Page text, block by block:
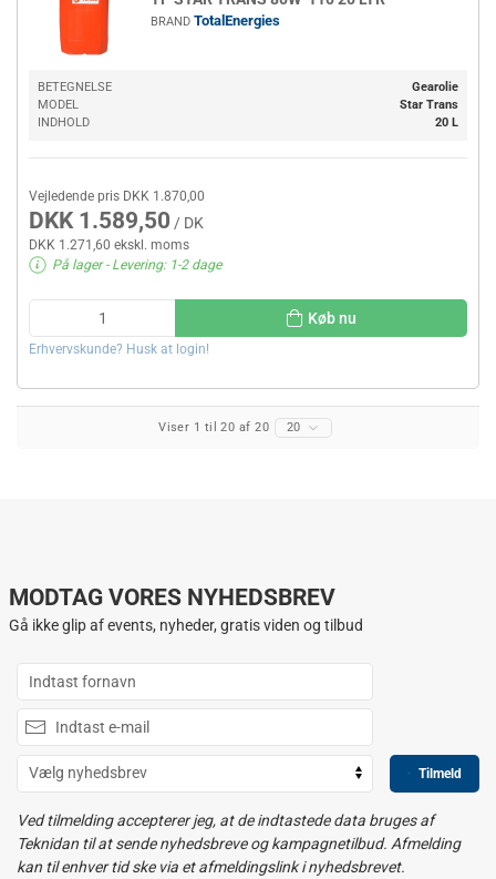
BRAND TotalEnergies
BETEGNELSE
Gearolie
MODEL
Star Trans
INDHOLD
20 L
Vejledende pris DKK 1.870,00
DKK 1.589,50 / DK
DKK 1.271,60 ekskl. moms
På lager- Levering: 1-2 dage
Køb nu
Erhvervskunde? Husk at login!
Viser 1 til 20 af 20 20
MODTAG VORES NYHEDSBREV
Gå ikke glip af events, nyheder, gratis viden og tilbud
Tilmeld
Ved tilmelding accepterer jeg, at de indtastede data bruges af
Teknidan til at sende nyhedsbreve og kampagnetilbud. Afmelding
kan til enhver tid ske via et afmeldingslink i nyhedsbrevet.